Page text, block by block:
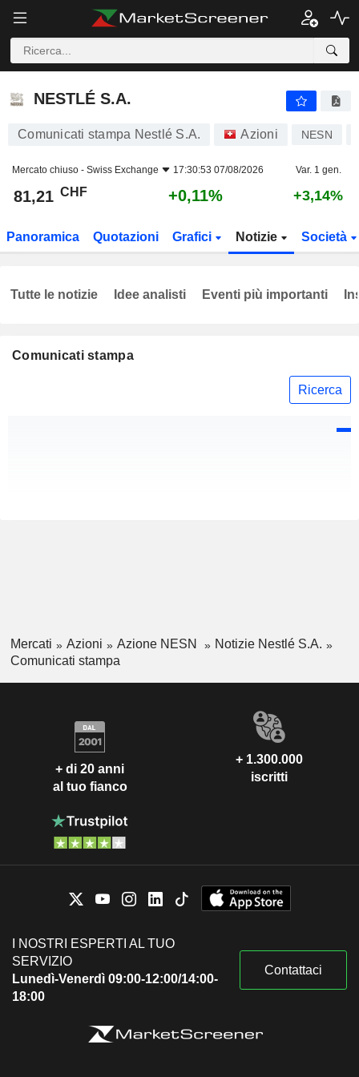
NESTLÉ S.A.
NESTLÉ S.A.
Comunicati stampa Nestlé S.A. Azioni NESN
Mercato chiuso - Swiss Exchange 17:30:53 07/08/2026 Var. 1 gen.
81,21 CHF +0,11% +3,14%
Panoramica Quotazioni Grafici Notizie Società
Comunicati stampa
Ricerca
Tutte le notizie Idee analisti Eventi più importanti
Mercati Azioni Azione NESN
Notizie Nestlé S.A.
Comunicati stampa
+ di 20 anni
al tuo fianco
+ 1.300.000
iscritti
I NOSTRI ESPERTI AL TUO
SERVIZIO
Lunedì-Venerdì 09:00-12:00/14:00-
18:00
Contattaci